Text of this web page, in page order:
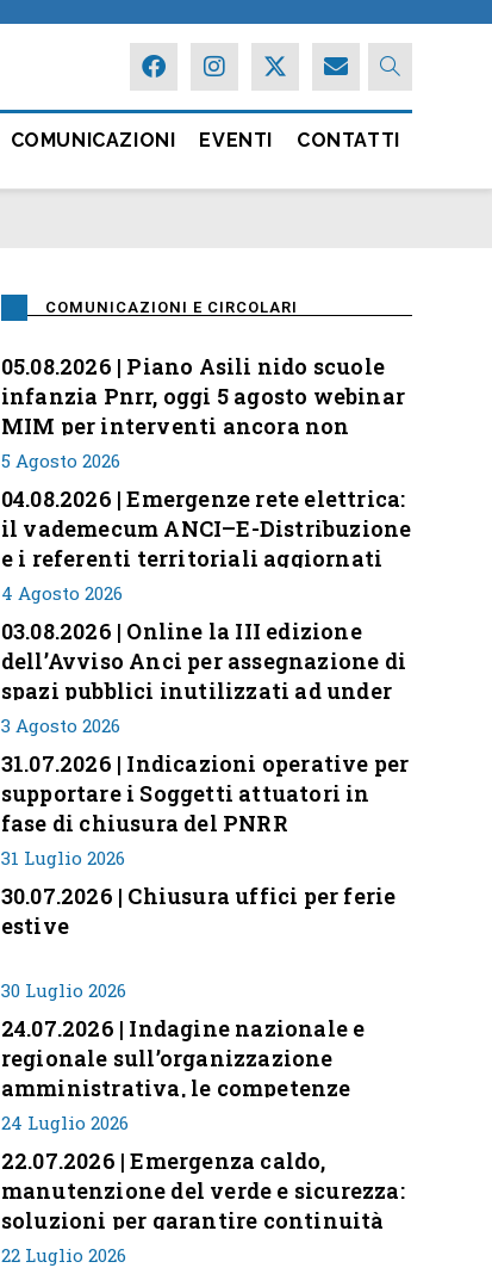
COMUNICAZIONI EVENTI CONTATTI
COMUNICAZIONI E CIRCOLARI
05.08.2026 | Piano Asili nido scuole
infanzia Pnrr, oggi 5 agosto webinar
MIM per interventi ancora non
conclusi
5 Agosto 2026
04.08.2026 | Emergenze rete elettrica:
il vademecum ANCI–E-Distribuzione
e i referenti territoriali aggiornati
4 Agosto 2026
03.08.2026 | Online la III edizione
dell’Avviso Anci per assegnazione di
spazi pubblici inutilizzati ad under
35
3 Agosto 2026
31.07.2026 | Indicazioni operative per
supportare i Soggetti attuatori in
fase di chiusura del PNRR
31 Luglio 2026
30.07.2026 | Chiusura uffici per ferie
estive
30 Luglio 2026
24.07.2026 | Indagine nazionale e
regionale sull’organizzazione
amministrativa, le competenze
professionali e i modelli di gestione
nei piccoli Comuni italiani
24 Luglio 2026
22.07.2026 | Emergenza caldo,
manutenzione del verde e sicurezza:
soluzioni per garantire continuità
servizi
22 Luglio 2026